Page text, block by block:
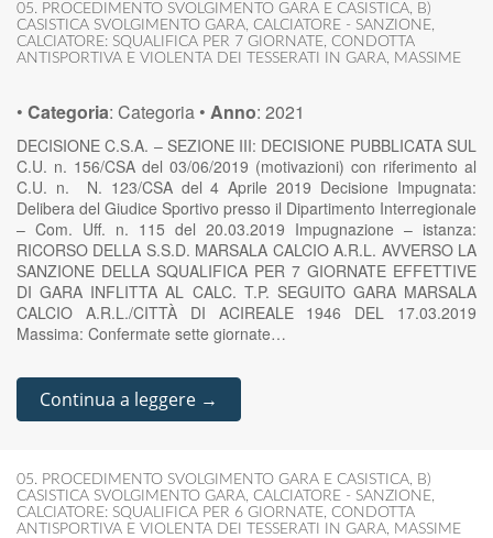
05. PROCEDIMENTO SVOLGIMENTO GARA E CASISTICA, B)
CASISTICA SVOLGIMENTO GARA, CALCIATORE - SANZIONE,
CALCIATORE: SQUALIFICA PER 7 GIORNATE, CONDOTTA
ANTISPORTIVA E VIOLENTA DEI TESSERATI IN GARA, MASSIME
• Categoria: Categoria • Anno: 2021
DECISIONE C.S.A. – SEZIONE III: DECISIONE PUBBLICATA SUL
C.U. n. 156/CSA del 03/06/2019 (motivazioni) con riferimento al
C.U. n. N. 123/CSA del 4 Aprile 2019 Decisione Impugnata:
Delibera del Giudice Sportivo presso il Dipartimento Interregionale
– Com. Uff. n. 115 del 20.03.2019 Impugnazione – istanza:
RICORSO DELLA S.S.D. MARSALA CALCIO A.R.L. AVVERSO LA
SANZIONE DELLA SQUALIFICA PER 7 GIORNATE EFFETTIVE
DI GARA INFLITTA AL CALC. T.P. SEGUITO GARA MARSALA
CALCIO A.R.L./CITTÀ DI ACIREALE 1946 DEL 17.03.2019
Massima: Confermate sette giornate…
Continua a leggere →
05. PROCEDIMENTO SVOLGIMENTO GARA E CASISTICA, B)
CASISTICA SVOLGIMENTO GARA, CALCIATORE - SANZIONE,
CALCIATORE: SQUALIFICA PER 6 GIORNATE, CONDOTTA
ANTISPORTIVA E VIOLENTA DEI TESSERATI IN GARA, MASSIME